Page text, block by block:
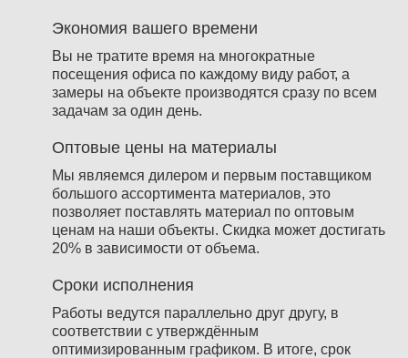
Экономия вашего времени
Вы не тратите время на многократные
посещения офиса по каждому виду работ, а
замеры на объекте производятся сразу по всем
задачам за один день.
Оптовые цены на материалы
Мы являемся дилером и первым поставщиком
большого ассортимента материалов, это
позволяет поставлять материал по оптовым
ценам на наши объекты. Скидка может достигать
20% в зависимости от объема.
Сроки исполнения
Работы ведутся параллельно друг другу, в
соответствии с утверждённым
оптимизированным графиком. В итоге, срок